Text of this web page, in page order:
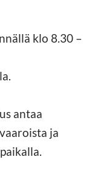
klo 8.30 –
antaa
ja